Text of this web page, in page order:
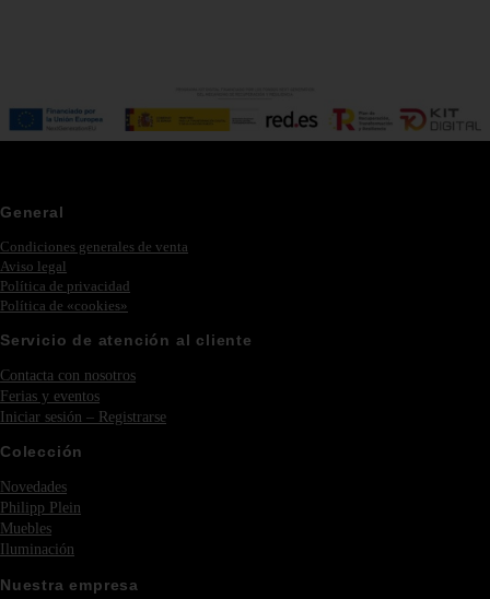
General
Condiciones generales de venta
Aviso legal
Política de privacidad
Política de «cookies»
Servicio de atención al cliente
Contacta con nosotros
Ferias y eventos
Iniciar sesión – Registrarse
Colección
Novedades
Philipp Plein
Muebles
Iluminación
Nuestra empresa